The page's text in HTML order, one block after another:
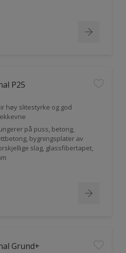
P25
høy slitestyrke og god
på puss, betong,
bygningsplater av
slag, glassfibertapet,
Grund+